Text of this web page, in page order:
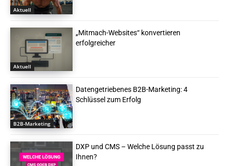
Aktuell
Aktuell
„Mitmach-Websites“ konvertieren
erfolgreicher
B2B-Marketing
Datengetriebenes B2B-Marketing: 4
Schlüssel zum Erfolg
DXP und CMS – Welche Lösung passt zu
Ihnen?